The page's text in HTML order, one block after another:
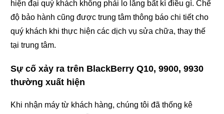
hiện đại quý khách không phải lo lắng bất kì điều gì. Chế
độ bảo hành cũng được trung tâm thông báo chi tiết cho
quý khách khi thực hiện các dịch vụ sửa chữa, thay thế
tại trung tâm.
Sự cố xảy ra trên BlackBerry Q10, 9900, 9930
thường xuất hiện
Khi nhận máy từ khách hàng, chúng tôi đã thống kê